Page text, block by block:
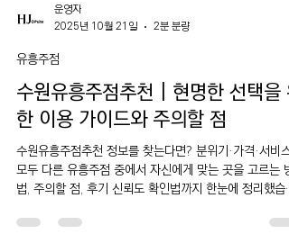
운영자
2025년 10월 21일
2분 분량
수원유흥주점추천 | 현명한 선택을 위
한 이용 가이드와 주의할 점